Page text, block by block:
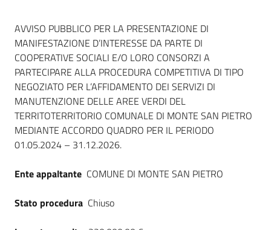
Dati del bando
AVVISO PUBBLICO PER LA PRESENTAZIONE DI
MANIFESTAZIONE D’INTERESSE DA PARTE DI
COOPERATIVE SOCIALI E/O LORO CONSORZI A
PARTECIPARE ALLA PROCEDURA COMPETITIVA DI TIPO
NEGOZIATO PER L’AFFIDAMENTO DEI SERVIZI DI
MANUTENZIONE DELLE AREE VERDI DEL
TERRITOTERRITORIO COMUNALE DI MONTE SAN PIETRO
MEDIANTE ACCORDO QUADRO PER IL PERIODO
01.05.2024 – 31.12.2026.
Ente appaltante COMUNE DI MONTE SAN PIETRO
Stato procedura Chiuso